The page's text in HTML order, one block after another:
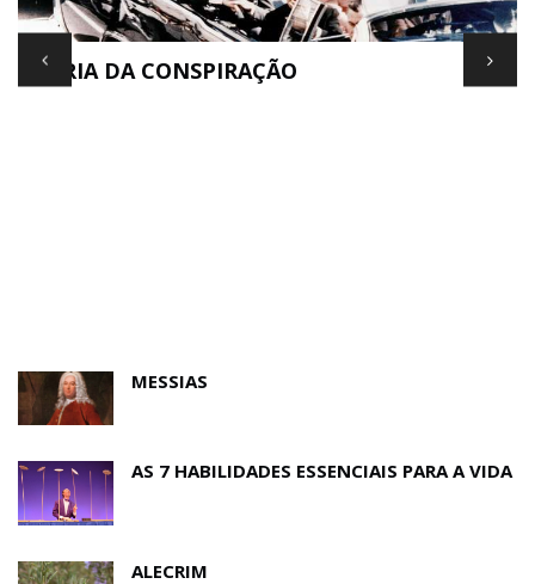
TEORIA DA CONSPIRAÇÃO
MESSIAS
AS 7 HABILIDADES ESSENCIAIS PARA A VIDA
ALECRIM